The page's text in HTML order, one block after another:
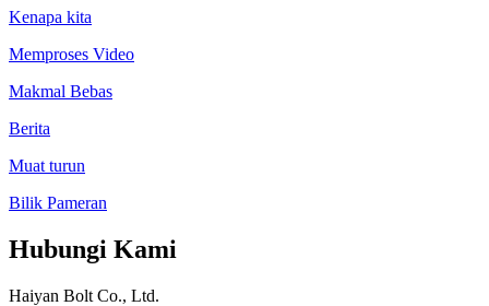
Kenapa kita
Memproses Video
Makmal Bebas
Berita
Muat turun
Bilik Pameran
Hubungi Kami
Haiyan Bolt Co., Ltd.